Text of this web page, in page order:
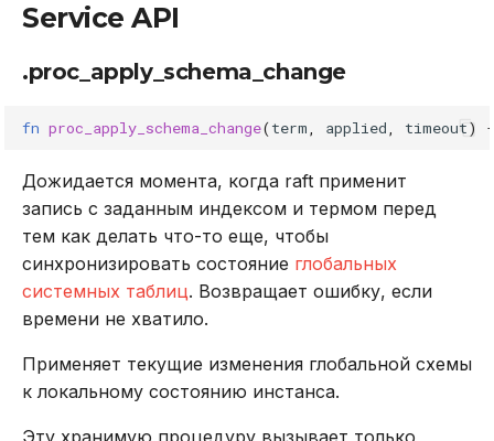
Service API
.proc_apply_schema_change
fn proc_apply_schema_change(term applied timeout)
Дожидается момента, когда raft применит
запись с заданным индексом и термом перед
тем как делать что-то еще, чтобы
синхронизировать состояние глобальных
системных таблиц. Возвращает ошибку, если
времени не хватило.
Применяет текущие изменения глобальной схемы
к локальному состоянию инстанса.
Эту хранимую процедуру вызывает только